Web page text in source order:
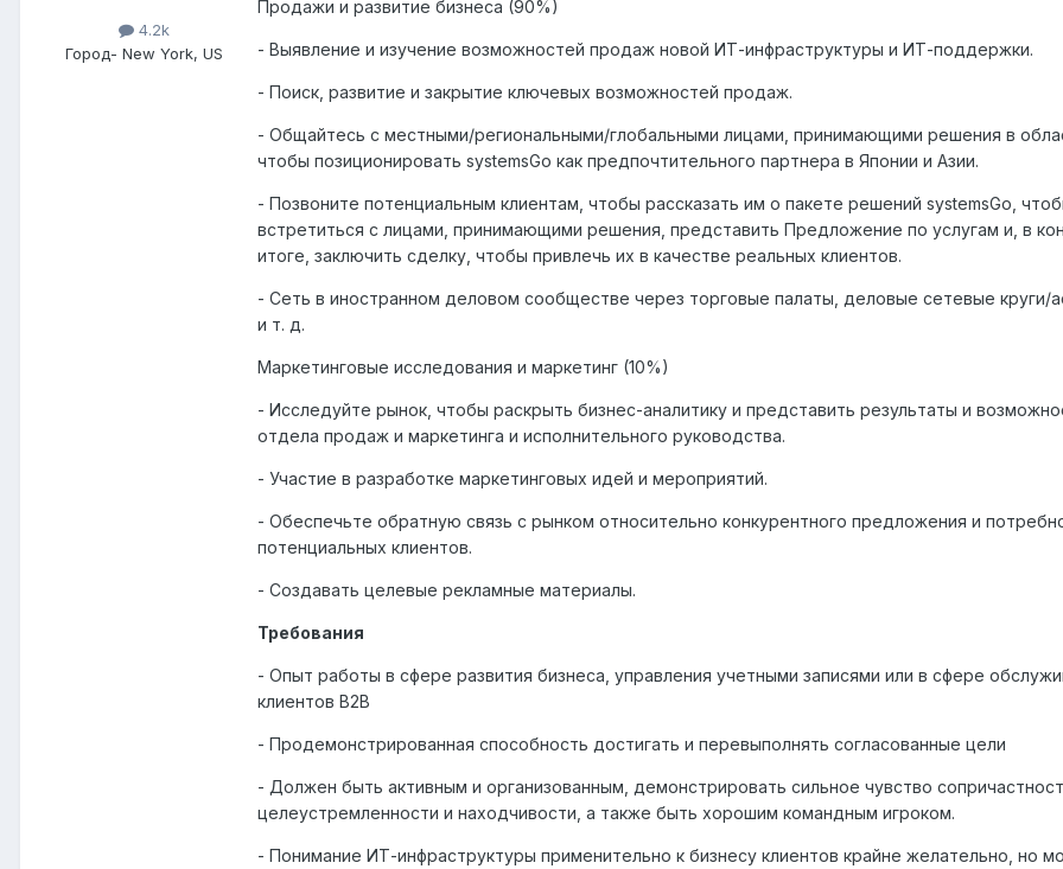
4.2k
Город- New York, US
Продажи и развитие бизнеса (90%)
- Выявление и изучение возможностей продаж новой ИТ-инфраструктуры и ИТ-поддержки.
- Поиск, развитие и закрытие ключевых возможностей продаж.
- Общайтесь с местными/региональными/глобальными лицами, принимающими решения в
чтобы позиционировать systemsGo как предпочтительного партнера в Японии и Азии.
- Позвоните потенциальным клиентам, чтобы рассказать им о пакете решений systemsGo,
встретиться с лицами, принимающими решения, представить Предложение по услугам и, в
итоге, заключить сделку, чтобы привлечь их в качестве реальных клиентов.
- Сеть в иностранном деловом сообществе через торговые палаты, деловые сетевые круги/
и т. д.
Маркетинговые исследования и маркетинг (10%)
- Исследуйте рынок, чтобы раскрыть бизнес-аналитику и представить результаты и
отдела продаж и маркетинга и исполнительного руководства.
- Участие в разработке маркетинговых идей и мероприятий.
- Обеспечьте обратную связь с рынком относительно конкурентного предложения и
потенциальных клиентов.
- Создавать целевые рекламные материалы.
Требования
- Опыт работы в сфере развития бизнеса, управления учетными записями или в сфере
клиентов B2B
- Продемонстрированная способность достигать и перевыполнять согласованные цели
- Должен быть активным и организованным, демонстрировать сильное чувство
целеустремленности и находчивости, а также быть хорошим командным игроком.
- Понимание ИТ-инфраструктуры применительно к бизнесу клиентов крайне желательно, но